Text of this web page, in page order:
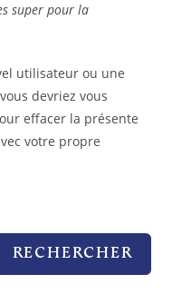
super pour la
utilisateur ou une
devriez vous
effacer la présente
votre propre
RECHERCHER